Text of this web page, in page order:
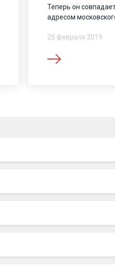
Теперь он
адресом
25 февраля 2019